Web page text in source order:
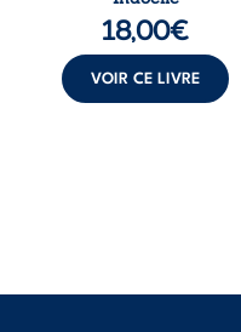
langue nue. Une
insurrection
calme. Une
déclaration
d’existence pour ...
18,00€
VOIR CE LIVRE